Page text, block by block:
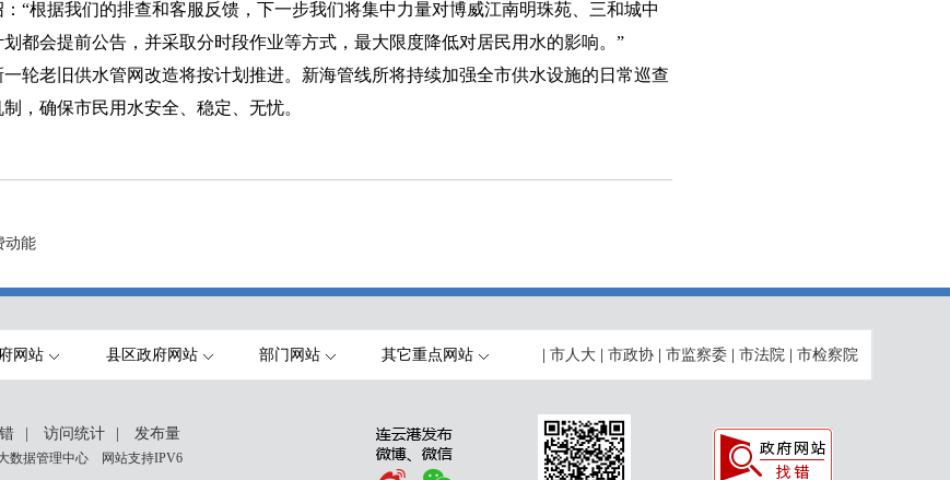
“根据我们的排查和客服反馈，下一步我们将集中力量对博威江南明珠苑、三和城中
都会提前公告，并采取分时段作业等方式，最大限度降低对居民用水的影响。”
轮老旧供水管网改造将按计划推进。新海管线所将持续加强全市供水设施的日常巡查
，确保市民用水安全、稳定、无忧。
动能
网站 县区政府网站 部门网站 其它重点网站 市人大 市政协 市监察委 市法院 市检察院
访问统计 发布量
数据管理中心 网站支持IPV6